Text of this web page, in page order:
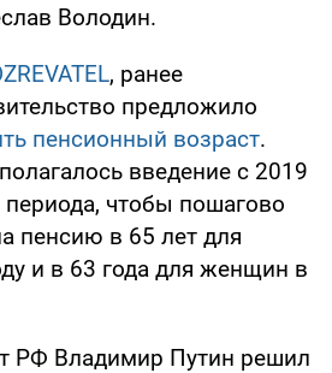
Володин.
, ранее
предложило
пенсионный возраст.
введение с 2019
периода, чтобы пошагово
пенсию в 65 лет для
и в 63 года для женщин в
РФ Владимир Путин решил